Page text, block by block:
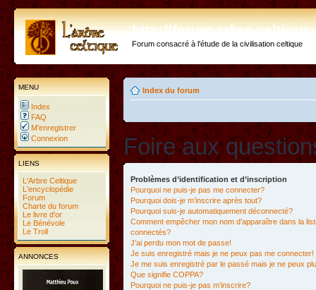
http://forum.arbre-
Forum consacré à l'étude de la civilisation celtique
MENU
Index
FAQ
M’enregistrer
Connexion
LIENS
L'Arbre Celtique
L'encyclopédie
Forum
Charte du forum
Le livre d'or
Le Bénévole
Le Troll
ANNONCES
Index du forum
Foire aux
Problèmes d’identification et d’inscription
Pourquoi ne puis-je pas me connecter?
Pourquoi dois-je m’inscrire après tout?
Pourquoi suis-je automatiquement déconnecté?
Comment empêcher mon nom d’apparaître dans la
connectés?
J’ai perdu mon mot de passe!
Je suis enregistré mais je ne peux pas me connecter!
Je me suis enregistré par le passé mais je ne peux
Que signifie COPPA?
Pourquoi ne puis-je pas m’inscrire?